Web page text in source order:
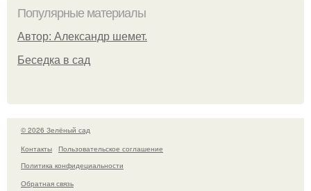
Популярные материалы
Автор: Александр шемет.
Беседка в сад
© 2026 Зелёный сад
Контакты
Пользовательское соглашение
Политика конфидециальности
Обратная связь